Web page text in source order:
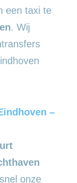
een taxi te
. Wij
–
onze